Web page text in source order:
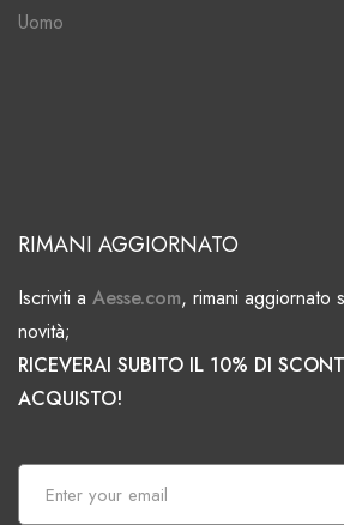
Uomo
RIMANI AGGIORNATO
Iscriviti a Aesse.com, rimani aggiornato
novità;
RICEVERAI SUBITO IL 10% DI
ACQUISTO!